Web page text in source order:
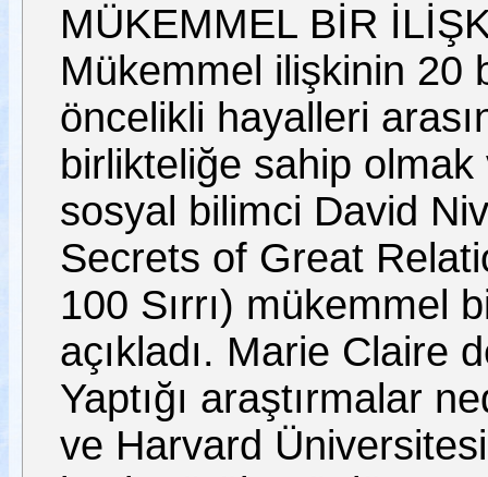
MÜKEMMEL BİR
Mükemmel ilişkinin 20
öncelikli hayalleri
birlikteliğe sahip
sosyal bilimci David
Secrets of Great
100 Sırrı) mükemmel
açıkladı. Marie Claire
Yaptığı araştırmalar
ve Harvard